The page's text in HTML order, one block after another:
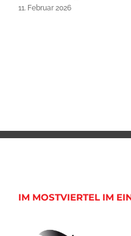
11. Februar 2026
IM MOSTVIERTEL IM